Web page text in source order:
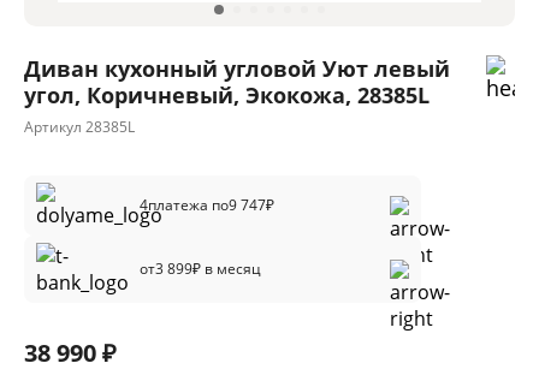
Диван кухонный угловой Уют левый
угол, Коричневый, Экокожа, 28385L
Артикул 28385L
4платежа по9 747₽
от3 899₽ в месяц
38 990 ₽